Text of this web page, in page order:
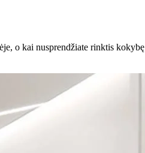
o kai nusprendžiate rinktis kokybę